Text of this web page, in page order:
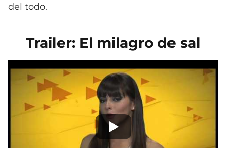
del todo.
Trailer: El milagro de sal